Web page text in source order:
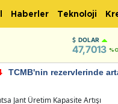
Haberler Teknoloji
DOLAR
47,7013
TCMB'nin rezervlerinde
Jant Üretim Kapasite Artışı